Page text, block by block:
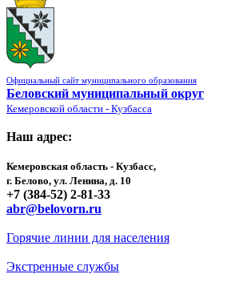
Официальный сайт муниципального образования
Беловский муниципальный округ
Кемеровской области - Кузбасса
Наш адрес:
Кемеровская область - Кузбасс,
г. Белово, ул. Ленина, д. 10
+7 (384-52) 2-81-33
abr@belovorn.ru
Горячие линии для населения
Экстренные службы